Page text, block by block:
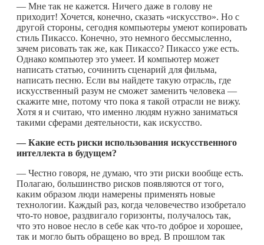
— Мне так не кажется. Ничего даже в голову не
приходит! Хочется, конечно, сказать «искусство». Но с
другой стороны, сегодня компьютеры умеют копировать
стиль Пикассо. Конечно, это немного бессмысленно,
зачем рисовать так же, как Пикассо? Пикассо уже есть.
Однако компьютер это умеет. И компьютер может
написать статью, сочинить сценарий для фильма,
написать песню. Если вы найдете такую отрасль, где
искусственный разум не сможет заменить человека —
скажите мне, потому что пока я такой отрасли не вижу.
Хотя я и считаю, что именно людям нужно заниматься
такими сферами деятельности, как искусство.
— Какие есть риски использования искусственного
интеллекта в будущем?
— Честно говоря, не думаю, что эти риски вообще есть.
Полагаю, большинство рисков появляются от того,
каким образом люди намерены применять новые
технологии. Каждый раз, когда человечество изобретало
что-то новое, раздвигало горизонты, получалось так,
что это новое несло в себе как что-то доброе и хорошее,
так и могло быть обращено во вред. В прошлом так